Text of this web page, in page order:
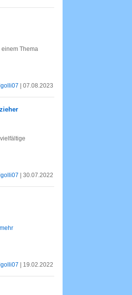
einem Thema
| 07.08.2023
| 30.07.2022
| 19.02.2022